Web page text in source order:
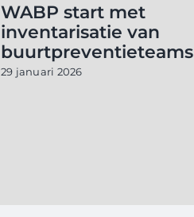
WABP start met
inventarisatie van
buurtpreventieteams
29 januari 2026